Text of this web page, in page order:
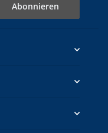
Abonnieren